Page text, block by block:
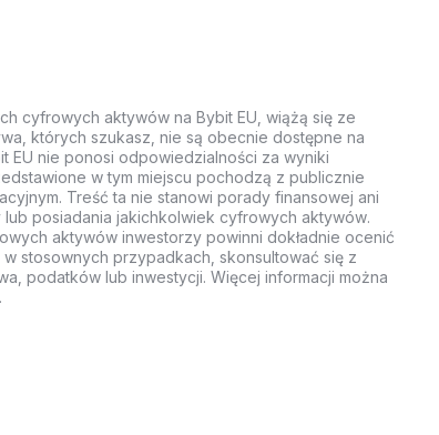
cyfrowych aktywów na Bybit EU, wiążą się ze
których szukasz, nie są obecnie dostępne na
EU nie ponosi odpowiedzialności za wyniki
w tym miejscu pochodzą z publicznie
Treść ta nie stanowi porady finansowej ani
posiadania jakichkolwiek cyfrowych aktywów.
aktywów inwestorzy powinni dokładnie ocenić
stosownych przypadkach, skonsultować się z
podatków lub inwestycji. Więcej informacji można
.